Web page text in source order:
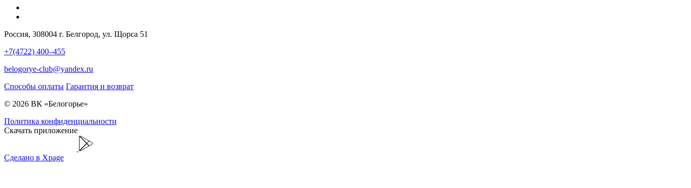
Россия, 308004 г. Белгород, ул. Щорса 51
+7(4722) 400–455
belogorye-club@yandex.ru
Способы оплаты Гарантия и возврат
© 2026 ВК «Белогорье»
Политика конфиденциальности
Скачать приложение
Сделано в Xpage